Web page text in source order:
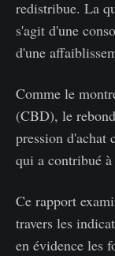
redistribue. La
s'agit d'une
d'une
Comme le
(CBD), le
pression d'achat
qui a contribué
Ce rapport
travers les
en évidence les